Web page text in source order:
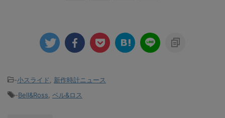
-小スライド
新作時計ニュース
-Bell&Ross ベル&ロス